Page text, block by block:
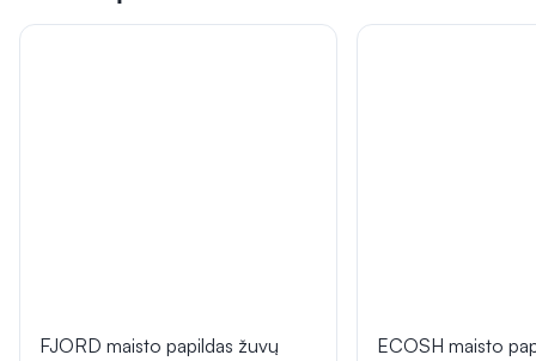
FJORD maisto papildas žuvų
ECOSH maisto